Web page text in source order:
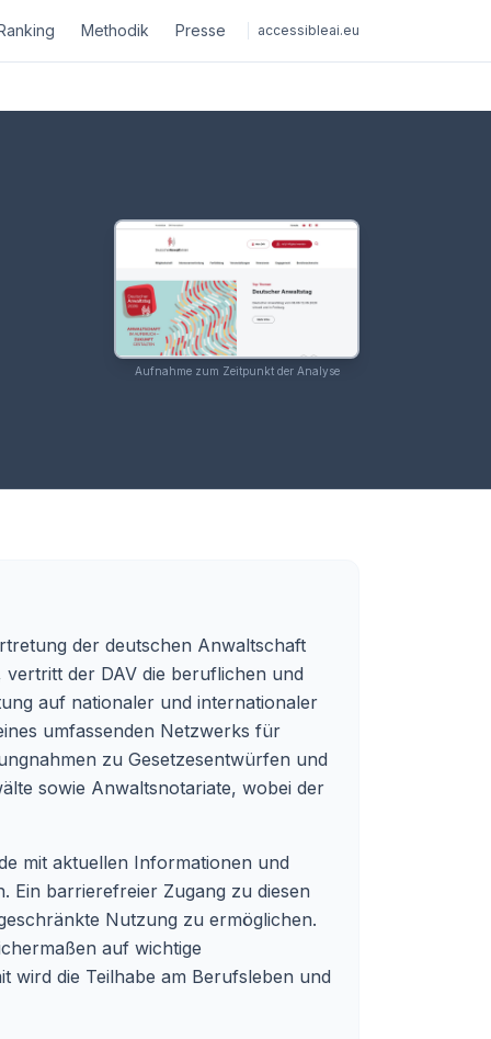
Methodik Presse accessibleai.eu
Aufnahme zum Zeitpunkt der Analyse
der deutschen Anwaltschaft
der DAV die beruflichen und
auf nationaler und internationaler
umfassenden Netzwerks für
zu Gesetzesentwürfen und
sowie Anwaltsnotariate, wobei der
mit aktuellen Informationen und
Ein barrierefreier Zugang zu diesen
Nutzung zu ermöglichen.
auf wichtige
wird die Teilhabe am Berufsleben und